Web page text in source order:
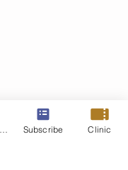
Subscribe Clinic